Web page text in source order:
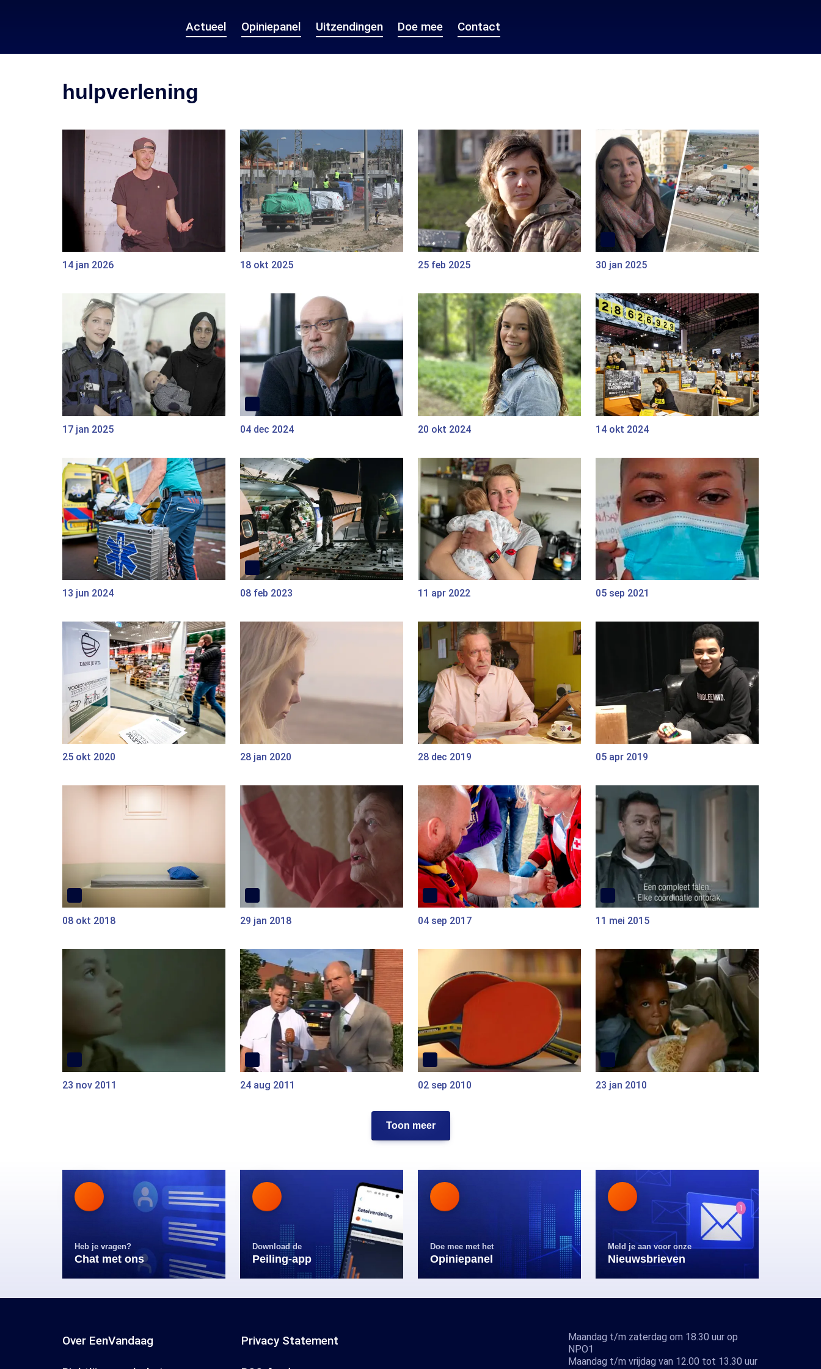
Actueel Opiniepanel Uitzendingen Doe mee Contact
hulpverlening
14 jan 2026 18 okt 2025 25 feb 2025 30 jan 2025
17 jan 2025 04 dec 2024 20 okt 2024 14 okt 2024
13 jun 2024 08 feb 2023 11 apr 2022 05 sep 2021
25 okt 2020 28 jan 2020 28 dec 2019 05 apr 2019
08 okt 2018 29 jan 2018 04 sep 2017 11 mei 2015
23 nov 2011 24 aug 2011 02 sep 2010 23 jan 2010
Toon meer
Heb je vragen?
Chat met ons
Download de
Peiling-app
Doe mee met het
Opiniepanel
Meld je aan voor onze
Nieuwsbrieven
Over EenVandaag Privacy Statement
Maandag t/m zaterdag om 18.30 uur op
NPO1
Maandag t/m vrijdag van 12.00 tot 13.30 uur